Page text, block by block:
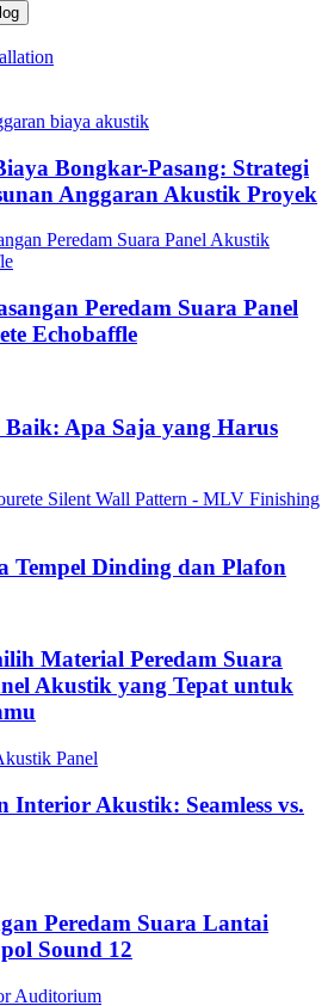
Bongkar-Pasang: Strategi
Anggaran Akustik Proyek
Peredam Suara Panel
Echobaffle
Apa Saja yang Harus
Tempel Dinding dan Plafon
Material Peredam Suara
Akustik yang Tepat untuk
Interior Akustik: Seamless vs.
Peredam Suara Lantai
Sound 12